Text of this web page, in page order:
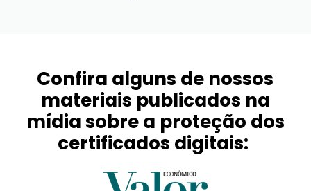
Confira alguns de nossos
materiais publicados na
mídia sobre a proteção dos
certificados digitais: